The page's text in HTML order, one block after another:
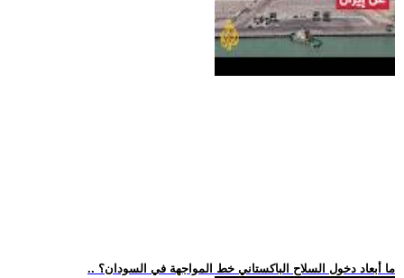
.. ما أبعاد دخول السلاح الباكستاني خط المواجهة في السودان؟